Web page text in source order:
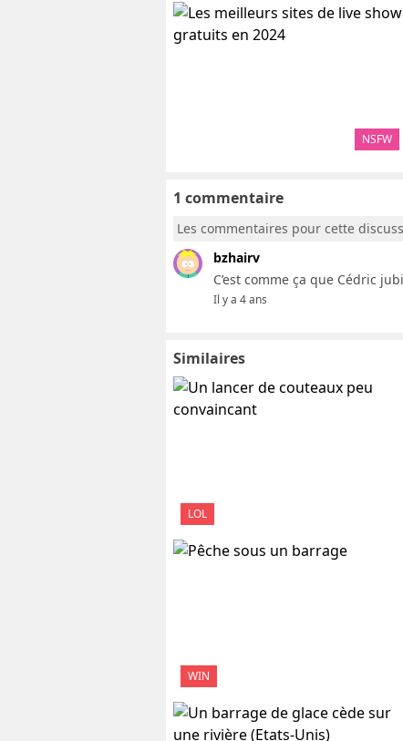
NSFW
1 commentaire
Les commentaires pour cette
bzhairv
C’est comme ça que Cédric
Il y a 4 ans
Similaires
LOL
WIN